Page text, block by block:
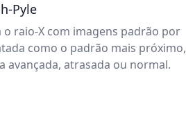
Pyle
raio-X com imagens padrão por
como o padrão mais próximo,
avançada, atrasada ou normal.